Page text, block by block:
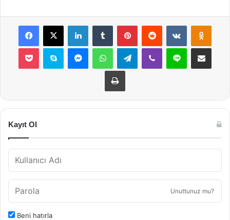
Facebook
X LinkedInTumblr PinterestReddit VKontakte
Pocket Skype MessengerWhatsAppTelegramViber Line E-Posta ile
Yazdır
Kayıt Ol
Unuttunuz mu?
Beni hatırla